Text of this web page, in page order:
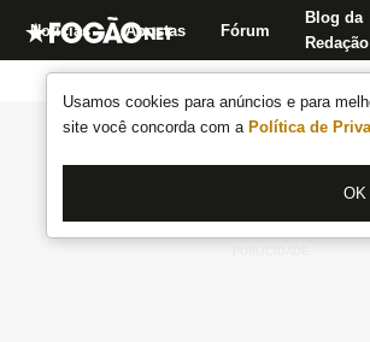
Usamos cookies para anúncios e para
site você concorda com a Política de
OK
Notícias Apostas Fórum
Blog da
Redação